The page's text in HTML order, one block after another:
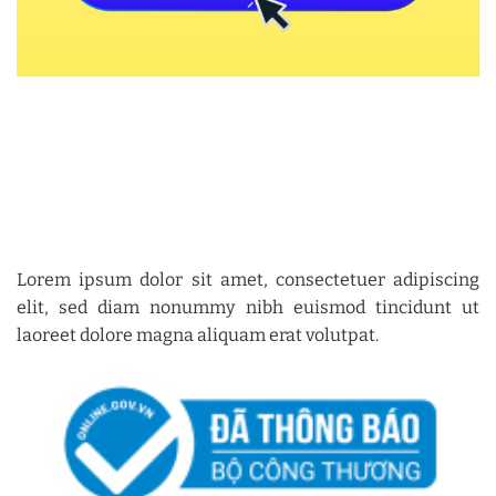
Lorem ipsum dolor sit amet, consectetuer adipiscing
elit, sed diam nonummy nibh euismod tincidunt ut
laoreet dolore magna aliquam erat volutpat.